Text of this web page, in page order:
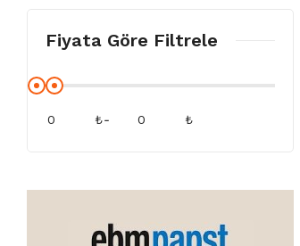
Fiyata Göre Filtrele
₺- ₺